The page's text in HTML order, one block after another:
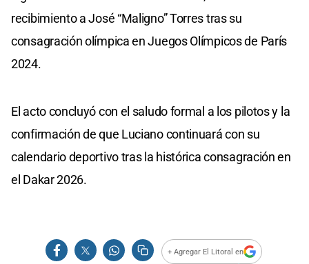
recibimiento a José “Maligno” Torres tras su
consagración olímpica en Juegos Olímpicos de París
2024.
El acto concluyó con el saludo formal a los pilotos y la
confirmación de que Luciano continuará con su
calendario deportivo tras la histórica consagración en
el Dakar 2026.
+ Agregar El Litoral en